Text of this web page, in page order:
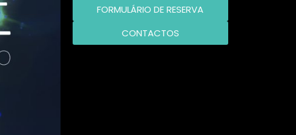
FORMULÁRIO DE RESERVA
CONTACTOS